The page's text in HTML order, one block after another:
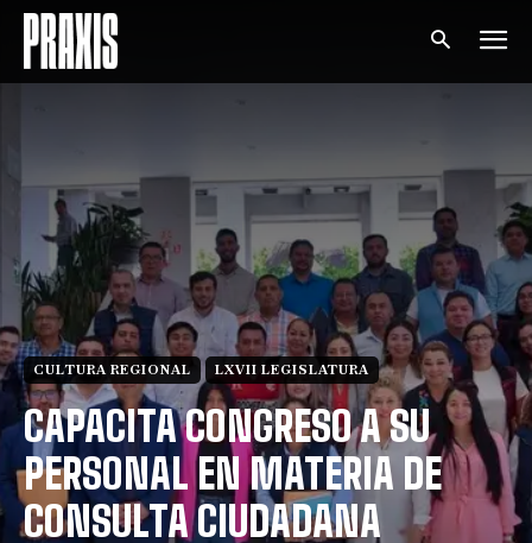
CULTURA REGIONAL LXVII LEGISLATURA
CAPACITA CONGRESO A SU
PERSONAL EN MATERIA DE
CONSULTA CIUDADANA